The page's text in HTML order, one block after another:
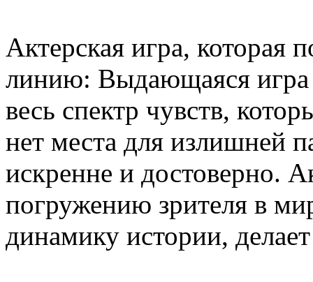
Актерская игра, которая
линию: Выдающаяся игра
весь спектр чувств,
нет места для излишней
искренне и достоверно.
погружению зрителя в
динамику истории,